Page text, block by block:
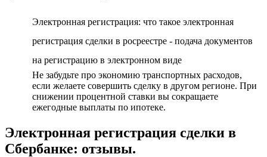
Электронная регистрация: что такое электронная
регистрация сделки в росреестре - подача документов
на регистрацию в электронном виде
Не забудьте про экономию транспортных расходов,
если желаете совершить сделку в другом регионе. При
снижении процентной ставки вы сокращаете
ежегодные выплаты по ипотеке.
Электронная регистрация сделки в
Сбербанке: отзывы.